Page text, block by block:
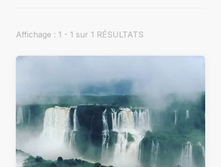
Affichage : 1 - 1 sur 1 RÉSULTATS